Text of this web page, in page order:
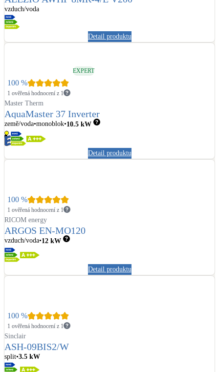
vzduch/voda
Detail produktu
100%
1 ověřená hodnocení z 1
EXPERT
Master Therm
AquaMaster 37 Inverter
země/voda monoblok 10.5 kW
Detail produktu
100%
1 ověřená hodnocení z 1
RICOM energy
ARGOS EN-MO120
vzduch/voda 12 kW
Detail produktu
100%
1 ověřená hodnocení z 1
Sinclair
ASH-09BIS2/W
split 3.5 kW